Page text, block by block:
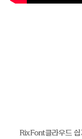
RixFont클라우드